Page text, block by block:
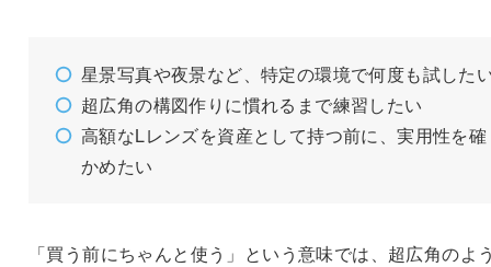
星景写真や夜景など、特定の環境で何度も試した
超広角の構図作りに慣れるまで練習したい
高額なLレンズを資産として持つ前に、実用性を確
かめたい
「買う前にちゃんと使う」という意味では、超広角のよ